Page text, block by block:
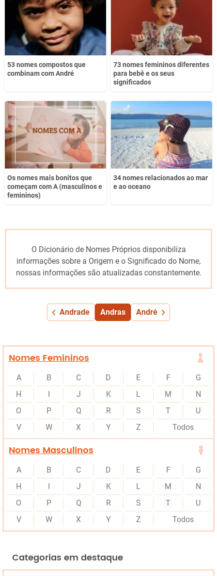
Outro
53 nomes compostos que
combinam com André
73 nomes femininos diferentes
para bebê e os seus
significados
Os nomes mais bonitos que
começam com A (masculinos e
femininos)
34 nomes relacionados ao mar
e ao oceano
O Dicionário de Nomes Próprios disponibiliza
informações sobre a Origem e o Significado do Nome,
nossas informações são atualizadas constantemente.
Andrade Andras André
Nomes Femininos
A B C D E F
G
H
J K L M
N
O
P Q R S T
U
V
W X Y Z Todos
Nomes Masculinos
A B C D E F
G
H
J K L M
N
O
P Q R S T
U
V
W X Y Z Todos
Categorias em destaque